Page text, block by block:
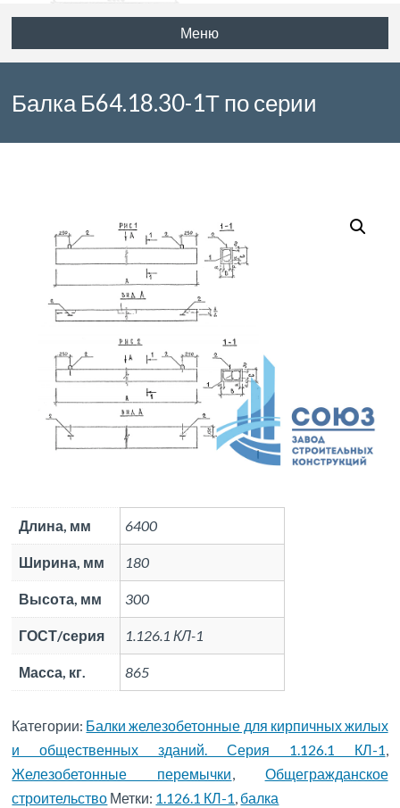
Меню
Балка Б64.18.30-1Т по серии
Длина, мм 6400
Ширина, мм 180
Высота, мм 300
ГОСТ/серия 1.126.1 КЛ-1
Масса, кг. 865
Категории: Балки железобетонные для кирпичных жилых
и общественных зданий. Серия 1.126.1 КЛ-1,
Железобетонные перемычки, Общегражданское
строительство Метки: 1.126.1 КЛ-1, балка